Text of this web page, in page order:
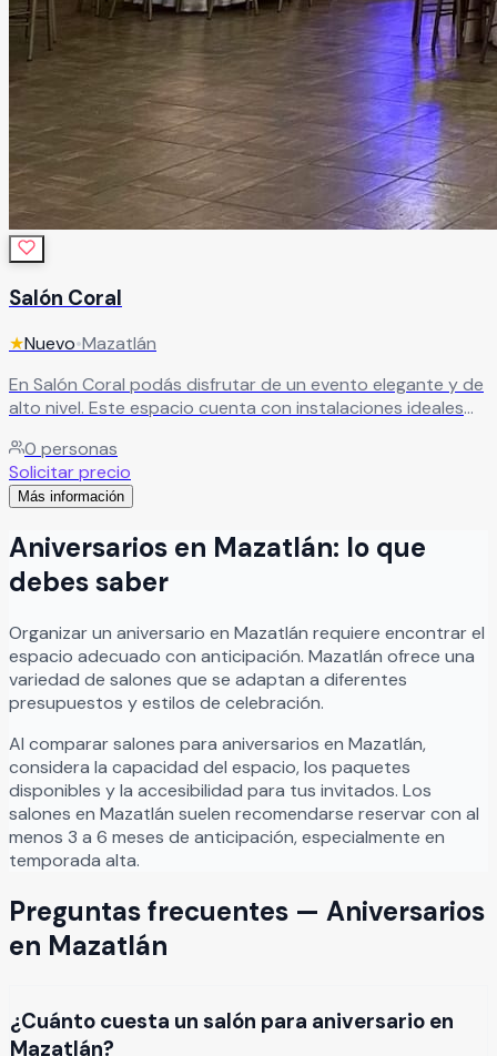
Salón Coral
★Nuevo•Mazatlán
En Salón Coral podás disfrutar de un evento elegante y de
alto nivel. Este espacio cuenta con instalaciones ideales
un enlace nupcial inolvidable. Además, su equipo de
profesionales te acompañará en cada paso, brindando
asesoría personalizada para que tu celebración sea
0 personas
Solicitar precio
Más información
Aniversarios en Mazatlán: lo que
debes saber
Organizarun aniversario en Mazatlán requiere encontrar el
espacio adecuado con anticipación. Mazatlán ofrece una
variedad de salones que se adaptan a diferentes
presupuestos y estilos de celebración.
Al comparar salones para aniversarios en Mazatlán,
considera la capacidad del espacio, los paquetes
disponibles y la accesibilidad para tus invitados. Los
salones en Mazatlán suelen recomendarse reservar con al
menos 3 a 6 meses de anticipación, especialmente en
temporada alta.
Preguntas frecuentes — Aniversarios
en Mazatlán
¿Cuánto cuesta un salón para aniversario en
Mazatlán?